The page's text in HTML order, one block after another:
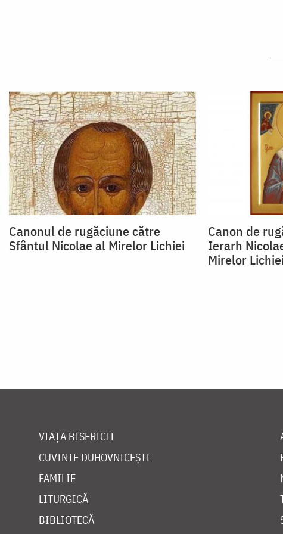
Canonul de rugăciune către
Sfântul Nicolae al Mirelor Lichiei
Canon de
Ierarh
Mirelor
VIAȚA BISERICII
CUVINTE DUHOVNICEȘTI
FAMILIE
LITURGICĂ
BIBLIOTECĂ